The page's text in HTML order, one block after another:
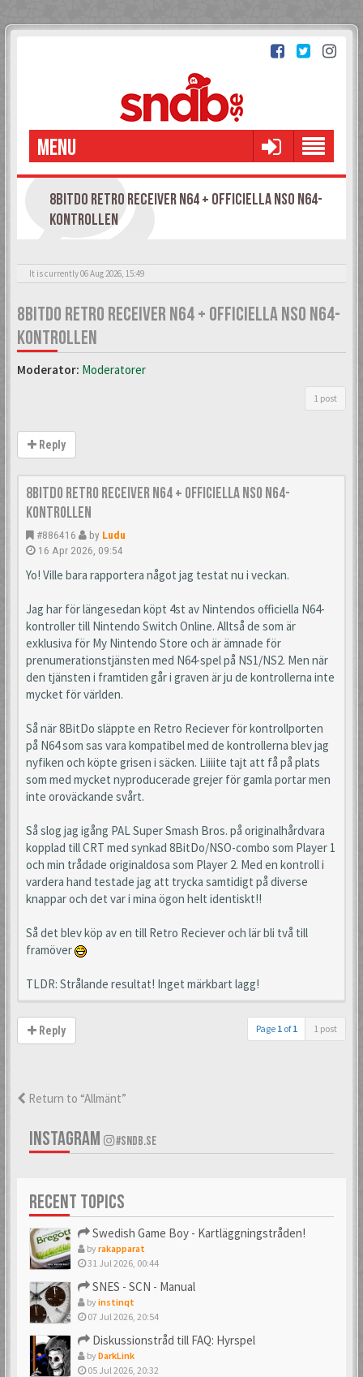
MENU
8BITDO RETRO RECEIVER N64 + OFFICIELLA NSO N64-
KONTROLLEN
It is currently 06 Aug 2026, 15:49
8BITDO RETRO RECEIVER N64 + OFFICIELLA NSO N64-
KONTROLLEN
Moderator: Moderatorer
1 post
Reply
8BitDo Retro Receiver N64 + Officiella NSO N64-
kontrollen
#886416 by Ludu
16 Apr 2026, 09:54
Yo! Ville bara rapportera något jag testat nu i veckan.
Jag har för längesedan köpt 4st av Nintendos officiella N64-
kontroller till Nintendo Switch Online. Alltså de som är
exklusiva för My Nintendo Store och är ämnade för
prenumerationstjänsten med N64-spel på NS1/NS2. Men när
den tjänsten i framtiden går i graven är ju de kontrollerna inte
mycket för världen.
Så när 8BitDo släppte en Retro Reciever för kontrollporten
på N64 som sas vara kompatibel med de kontrollerna blev jag
nyfiken och köpte grisen i säcken. Liiiite tajt att få på plats
som med mycket nyproducerade grejer för gamla portar men
inte oroväckande svårt.
Så slog jag igång PAL Super Smash Bros. på originalhårdvara
kopplad till CRT med synkad 8BitDo/NSO-combo som Player 1
och min trådade originaldosa som Player 2. Med en kontroll i
vardera hand testade jag att trycka samtidigt på diverse
knappar och det var i mina ögon helt identiskt!!
Så det blev köp av en till Retro Reciever och lär bli två till
framöver
TLDR: Strålande resultat! Inget märkbart lagg!
Reply Page 1 of1 1 post
Return to “Allmänt”
INSTAGRAM #SNDB.SE
RECENT TOPICS
Swedish Game Boy - Kartläggningstråden!
byrakapparat
31 Jul 2026, 00:44
SNES - SCN - Manual
byinstinqt
07 Jul 2026, 20:54
Diskussionstråd till FAQ: Hyrspel
byDarkLink
05 Jul 2026, 20:32